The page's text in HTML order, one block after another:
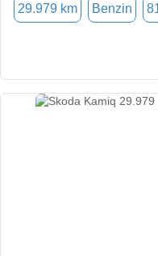
29.979 km Benzin